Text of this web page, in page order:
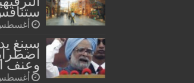
أغسطس 25,
سينغ
وعنف
أغسطس 16,